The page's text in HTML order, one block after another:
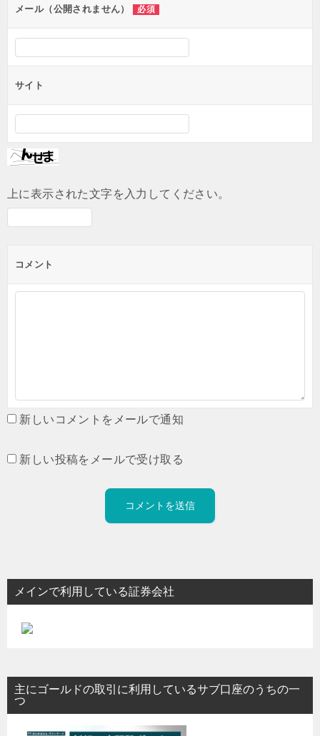
ンメール（公開されません） 必須
サイト
上に表示された文字を入力してください。
コメント
新しいコメントをメールで通知
新しい投稿をメールで受け取る
メインで利用している証券会社
主にゴールドの取引に利用しているサブ口座のうちの一
つ